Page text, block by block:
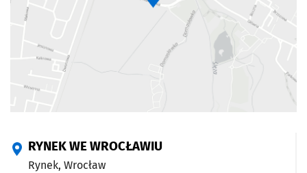
RYNEK WE WROCŁAWIU
Rynek, Wrocław